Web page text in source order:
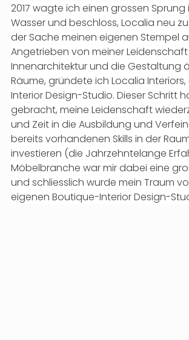
2017 wagte ich einen grossen Sprung
Wasser und beschloss, Localia neu
der Sache meinen eigenen Stempel
Angetrieben von meiner
Innenarchitektur und die Gestaltung
Räume, gründete ich Localia
Interior Design-Studio. Dieser Schritt
gebracht, meine Leidenschaft
und Zeit in die Ausbildung und
bereits vorhandenen Skills in der
investieren (die Jahrzehntelange
Möbelbranche war mir dabei eine
und schliesslich wurde mein Traum
eigenen Boutique-Interior Design-